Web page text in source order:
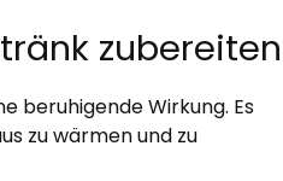
zubereiten
beruhigende Wirkung. Es
zu wärmen und zu